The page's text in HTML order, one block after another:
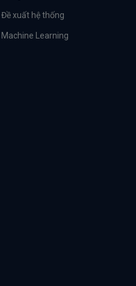
Đề xuất hệ thống
Machine Learning